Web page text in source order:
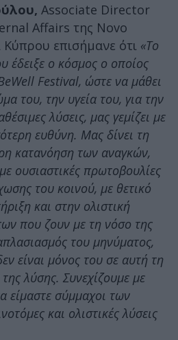
Associate Director
Affairs της Novo
επισήμανε ότι «Το
έδειξε ο κόσμος ο οποίος
Festival, ώστε να μάθει
του, την υγεία του, για την
λύσεις, μας γεμίζει με
ευθύνη. Μας δίνει τη
κατανόηση των αναγκών,
ουσιαστικές πρωτοβουλίες
του κοινού, με θετικό
και στην ολιστική
που ζουν με τη νόσο της
του μηνύματος,
είναι μόνος του σε αυτή τη
λύσης. Συνεχίζουμε με
είμαστε σύμμαχοι των
και ολιστικές λύσεις